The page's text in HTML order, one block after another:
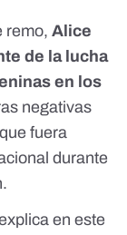
remo, Alice
de la lucha
en los
negativas
fuera
durante
.
en este